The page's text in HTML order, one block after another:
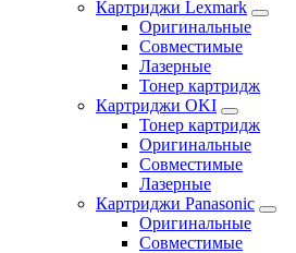
Картриджи Lexmark
Оригинальные
Совместимые
Лазерные
Тонер картридж
Картриджи OKI
Тонер картридж
Оригинальные
Совместимые
Лазерные
Картриджи Panasonic
Оригинальные
Совместимые